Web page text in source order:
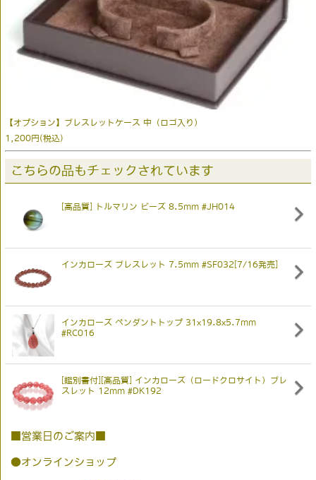
【オプション】ブレスレットケース 中（ロゴ入り）
1,200円(税込)
こちらの品もチェックされています
[高品質] トルマリン ビーズ 8.5mm #JH014
インカローズ ブレスレット 7.5mm #SF032[7/16発売]
インカローズ ペンダントトップ 31x19.8x5.7mm
#RC016
[鑑別書付][高品質] インカローズ（ロードクロサイト）ブレ
スレット 12mm #DK192
■営業日のご案内■
●オンラインショップ